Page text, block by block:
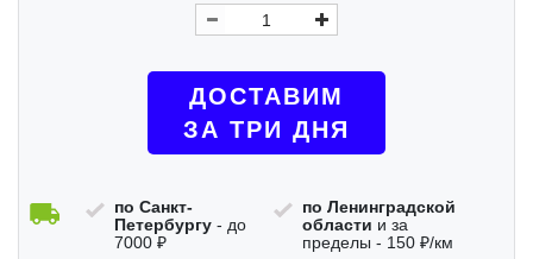
ДОСТАВИМ
ЗА ТРИ ДНЯ
по Санкт-
Петербургу - до
7000 ₽
по Ленинградской
области и за
пределы - 150 ₽/км